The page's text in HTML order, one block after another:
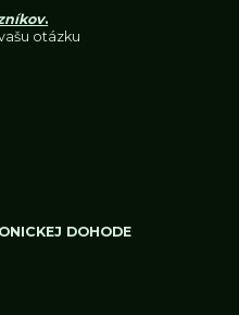
.
otázku
DOHODE